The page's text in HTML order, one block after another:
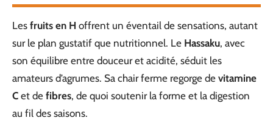
Les fruits en H offrent un éventail de sensations, autant
sur le plan gustatif que nutritionnel. Le Hassaku, avec
son équilibre entre douceur et acidité, séduit les
amateurs d’agrumes. Sa chair ferme regorge de vitamine
C et de fibres, de quoi soutenir la forme et la digestion
au fil des saisons.